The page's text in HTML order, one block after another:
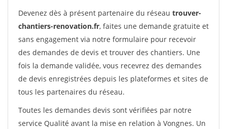
Devenez dès à présent partenaire du réseau trouver-
chantiers-renovation.fr, faites une demande gratuite et
sans engagement via notre formulaire pour recevoir
des demandes de devis et trouver des chantiers. Une
fois la demande validée, vous recevrez des demandes
de devis enregistrées depuis les plateformes et sites de
tous les partenaires du réseau.
Toutes les demandes devis sont vérifiées par notre
service Qualité avant la mise en relation à Vongnes. Un